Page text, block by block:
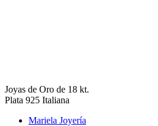
Joyas de Oro de 18 kt.
Plata 925 Italiana
Mariela Joyería